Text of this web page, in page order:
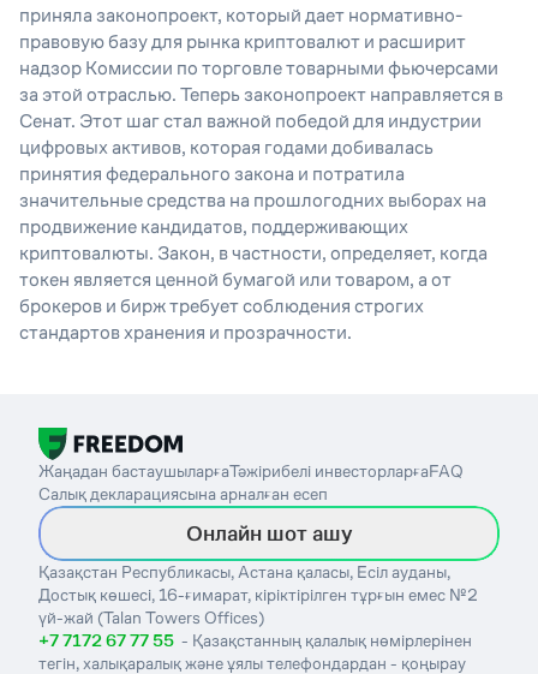
приняла законопроект, который дает нормативно-
правовую базу для рынка криптовалют и расширит
надзор Комиссии по торговле товарными фьючерсами
за этой отраслью. Теперь законопроект направляется в
Сенат. Этот шаг стал важной победой для индустрии
цифровых активов, которая годами добивалась
принятия федерального закона и потратила
значительные средства на прошлогодних выборах на
продвижение кандидатов, поддерживающих
криптовалюты. Закон, в частности, определяет, когда
токен является ценной бумагой или товаром, а от
брокеров и биржтребует соблюдения строгих
стандартовхранения и прозрачности.
Жаңадан бастаушыларғаТәжірибелі инвесторларғаFAQ
Салық декларациясына арналған есеп
Онлайн шот ашу
Қазақстан Республикасы, Астана қаласы, Есіл ауданы,
Достық көшесі, 16-ғимарат, кіріктірілген тұрғын емес №2
үй-жай (Talan Towers Offices)
+7 7172 67 77 55 - Қазақстанның қалалық нөмірлерінен
тегін, халықаралық және ұялы телефондардан - қоңырау